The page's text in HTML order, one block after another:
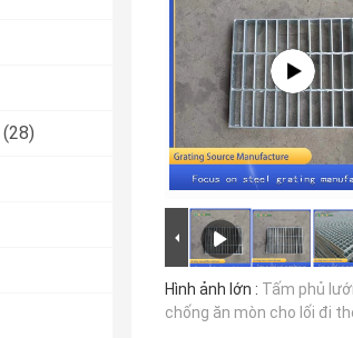
(28)
Hình ảnh lớn : Tấm phủ
chống ăn mòn cho lối đi